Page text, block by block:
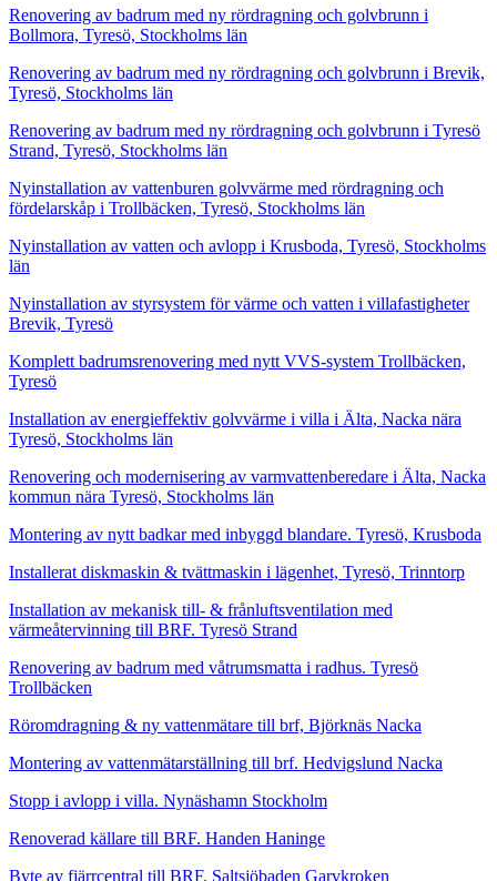
Renovering av badrum med ny rördragning och golvbrunn i
Bollmora, Tyresö, Stockholms län
Renovering av badrum med ny rördragning och golvbrunn i Brevik,
Tyresö, Stockholms län
Renovering av badrum med ny rördragning och golvbrunn i Tyresö
Strand, Tyresö, Stockholms län
Nyinstallation av vattenburen golvvärme med rördragning och
fördelarskåp i Trollbäcken, Tyresö, Stockholms län
Nyinstallation av vatten och avlopp i Krusboda, Tyresö, Stockholms
län
Nyinstallation av styrsystem för värme och vatten i villafastigheter
Brevik, Tyresö
Komplett badrumsrenovering med nytt VVS-system Trollbäcken,
Tyresö
Installation av energieffektiv golvvärme i villa i Älta, Nacka nära
Tyresö, Stockholms län
Renovering och modernisering av varmvattenberedare i Älta, Nacka
kommun nära Tyresö, Stockholms län
Montering av nytt badkar med inbyggd blandare. Tyresö, Krusboda
Installerat diskmaskin & tvättmaskin i lägenhet, Tyresö, Trinntorp
Installation av mekanisk till- & frånluftsventilation med
värmeåtervinning till BRF. Tyresö Strand
Renovering av badrum med våtrumsmatta i radhus. Tyresö
Trollbäcken
Röromdragning & ny vattenmätare till brf, Björknäs Nacka
Montering av vattenmätarställning till brf. Hedvigslund Nacka
Stopp i avlopp i villa. Nynäshamn Stockholm
Renoverad källare till BRF. Handen Haninge
Byte av fjärrcentral till BRF. Saltsjöbaden Garvkroken